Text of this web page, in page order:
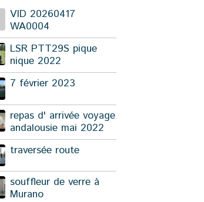
VID 20260417
WA0004
LSR PTT29S pique
nique 2022
7 février 2023
repas d' arrivée voyage
andalousie mai 2022
traversée route
souffleur de verre à
Murano